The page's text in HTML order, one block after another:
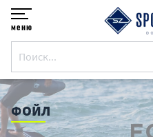
меню
ФОЙЛ